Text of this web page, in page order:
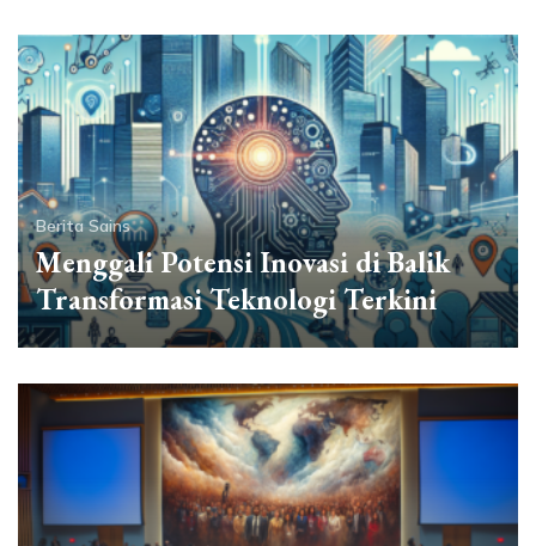
Berita Sains
Menggali Potensi Inovasi di Balik
Transformasi Teknologi Terkini